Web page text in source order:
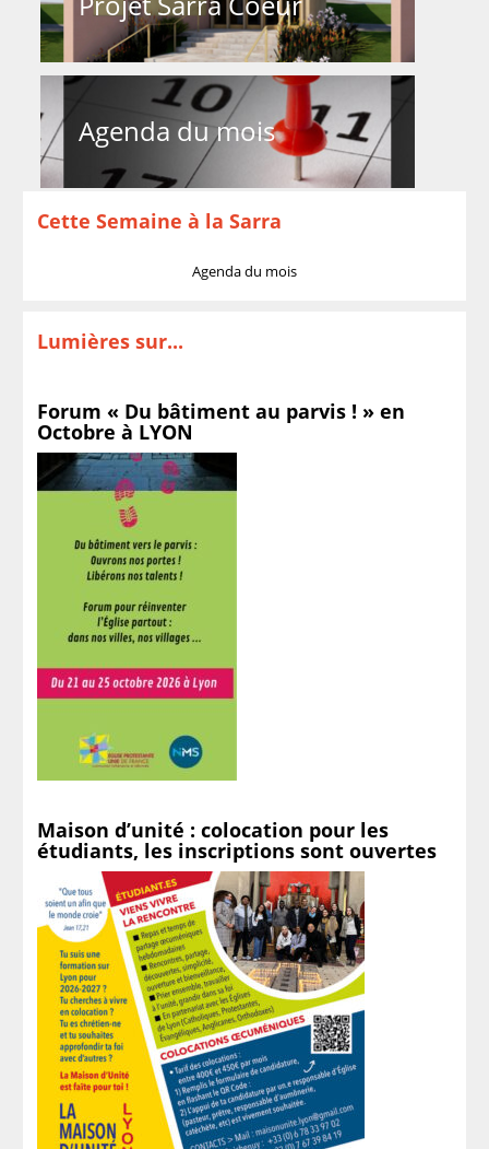
Agenda du mois
Cette Semaine à la Sarra
Agenda du mois
Lumières sur...
Forum « Du bâtiment au parvis ! » en
Octobre à LYON
Maison d’unité : colocation pour les
étudiants, les inscriptions sont ouvertes